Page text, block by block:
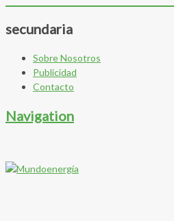
secundaria
Sobre Nosotros
Publicidad
Contacto
Navigation